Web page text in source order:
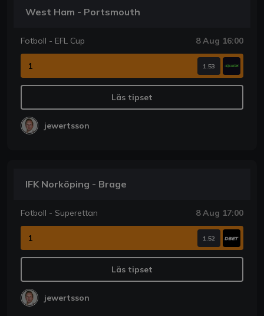
West Ham - Portsmouth
Fotboll - EFL Cup 8 Aug 16:00
1 1.53
Läs tipset
jewertsson
IFK Norköping - Brage
Fotboll - Superettan 8 Aug 17:00
1 1.52
Läs tipset
jewertsson